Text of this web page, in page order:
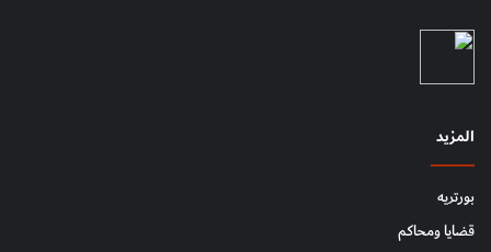
المزيد
بورتريه
قضايا ومحاكم